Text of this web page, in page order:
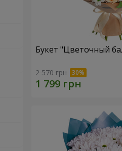
Букет "Цветочный
2 570 грн